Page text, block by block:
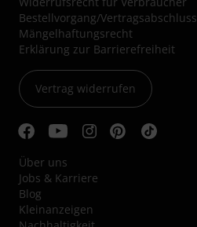
Bestellvorgang/Vertragsabschluss
Mängelhaftungsrecht
Erklärung zur Barrierefreiheit
Vertrag widerrufen
Über uns
Jobs & Karriere
Blog
Kleinanzeigen